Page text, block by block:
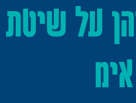
על שיטת
אימ